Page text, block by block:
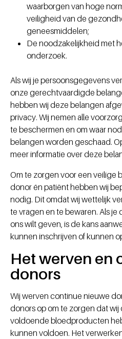
waarborgen van hoge
veiligheid van de
geneesmiddelen;
De noodzakelijkheid met
onderzoek.
Als wij je persoonsgegevens
onze gerechtvaardigde
hebben wij deze belangen
privacy. Wij nemen alle
te beschermen en om waar
belangen worden geschaad.
meer informatie over deze
Om te zorgen voor een veilige
donor én patiënt hebben wij
nodig. Dit omdat wij wettelijk
te vragen en te bewaren. Als je
ons wilt geven, is de kans
kunnen inschrijven of kunnen
Het werven en
donors
Wij werven continue nieuwe
donors op om te zorgen dat
voldoende bloedproducten
kunnen voldoen. Het